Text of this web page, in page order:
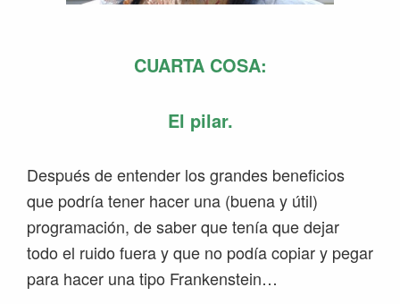
CUARTA COSA:
El pilar.
Después de entender los grandes beneficios
que podría tener hacer una (buena y útil)
programación, de saber que tenía que dejar
todo el ruido fuera y que no podía copiar y pegar
para hacer una tipo Frankenstein…